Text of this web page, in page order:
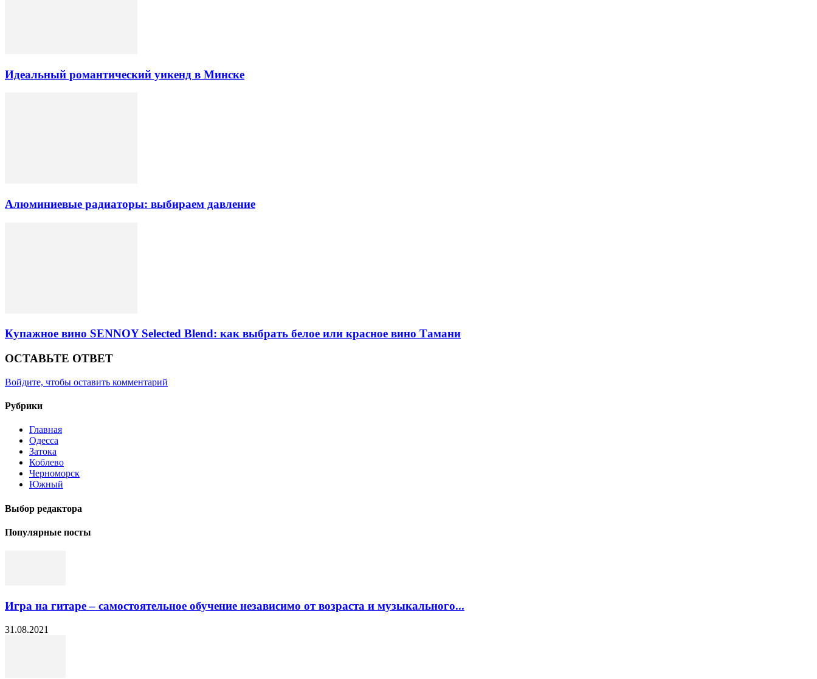
Идеальный романтический уикенд в Минске
Алюминиевые радиаторы: выбираем давление
Купажное вино SENNOY Selected Blend: как выбрать белое или красное вино Тамани
ОСТАВЬТЕ ОТВЕТ
Войдите, чтобы оставить комментарий
Рубрики
Главная
Одесса
Затока
Коблево
Черноморск
Южный
Выбор редактора
Популярные посты
Игра на гитаре – самостоятельное обучение независимо от возраста и музыкального...
31.08.2021